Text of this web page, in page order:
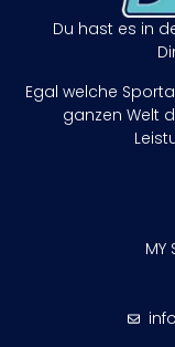
Du hast es in
Egal welche
ganzen Welt
MY